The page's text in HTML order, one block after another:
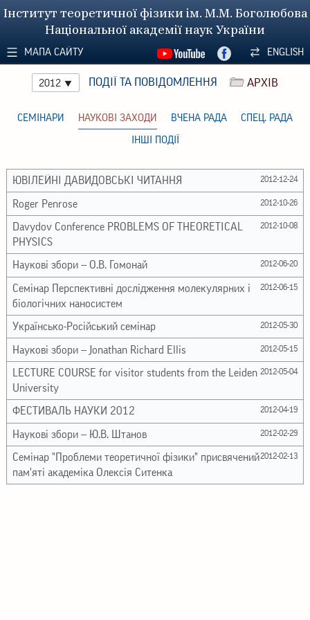
Інститут теоретичної фізики ім. М.М. Боголюбова
Національної академії наук України
МАПА САЙТУ ENGLISH
2012 ПОДІЇ ТА ПОВІДОМЛЕННЯ АРХІВ
СЕМІНАРИ НАУКОВІ ЗАХОДИ ВЧЕНА РАДА СПЕЦ. РАДА
ІНШІ ПОДІЇ
2012-12-24
ЮВІЛЕЙНІ ДАВИДОВСЬКІ ЧИТАННЯ
2012-10-26
Roger Penrose
2012-10-08
Davydov Conference PROBLEMS OF THEORETICAL
PHYSICS
2012-06-20
Наукові збори -- О.В. Гомонай
2012-06-15
Семінар Перспективні дослідження молекулярних і
біологічних наносистем
2012-05-30
Українсько-Російський семінар
2012-05-15
Наукові збори -- Jonathan Richard Ellis
2012-05-04
LECTURE COURSE for visitor students from the Leiden
University
2012-04-19
ФЕСТИВАЛЬ НАУКИ 2012
2012-02-29
Наукові збори -- Ю.В. Штанов
2012-02-13
Семінар "Проблеми теоретичної фізики" присвячений
пам'яті академіка Олексія Ситенка